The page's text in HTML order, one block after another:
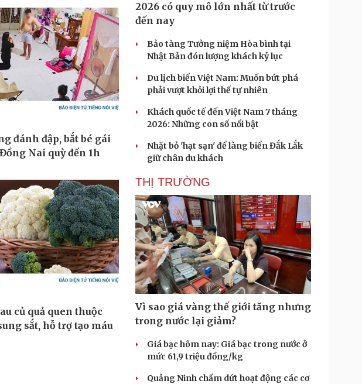
2026 có quy mô lớn nhất từ trước
đến nay
Bảo tàng Tưởng niệm Hòa bình tại
Nhật Bản đón lượng khách kỷ lục
Du lịch biển Việt Nam: Muốn bứt phá
phải vượt khỏi lợi thế tự nhiên
Khách quốc tế đến Việt Nam 7 tháng
2026: Những con số nổi bật
Nhặt bỏ 'hạt sạn' để làng biển Đắk Lắk
giữ chân du khách
THỊ TRƯỜNG
Vì sao giá vàng thế giới tăng nhưng
trong nước lại giảm?
Giá bạc hôm nay: Giá bạc trong nước ở
mức 61,9 triệu đồng/kg
Quảng Ninh chấm dứt hoạt động các cơ